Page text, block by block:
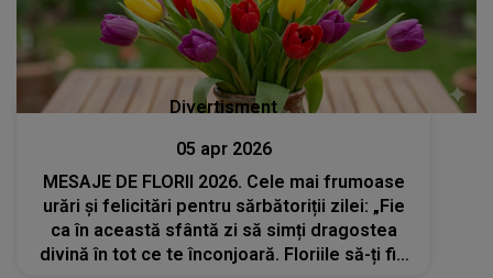
Divertisment
05 apr 2026
MESAJE DE FLORII 2026. Cele mai frumoase
urări și felicitări pentru sărbătoriții zilei: „Fie
ca în această sfântă zi să simți dragostea
divină în tot ce te înconjoară. Floriile să-ți fie